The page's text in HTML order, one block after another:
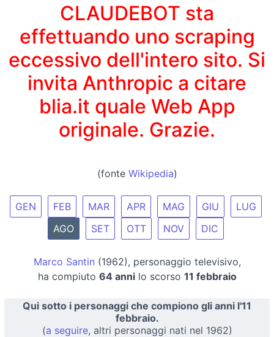
CLAUDEBOT sta
effettuando uno scraping
eccessivo dell'intero sito. Si
invita Anthropic a citare
blia.it quale Web App
originale. Grazie.
(fonte Wikipedia)
GEN FEB MAR APR MAG GIU
LUG
AGO
SET OTT NOV DIC
Marco Santin (1962), personaggio televisivo,
ha compiuto 64 annilo scorso 11 febbraio
Qui sotto i personaggi che compiono gli anni l'11
febbraio.
(a seguire, altri personaggi nati nel 1962)